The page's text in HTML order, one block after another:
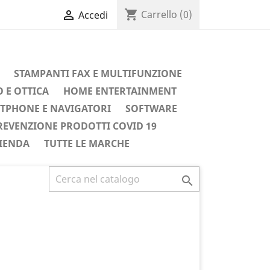
 Accedi shopping_cart Carrello (0)
STAMPANTI FAX E MULTIFUNZIONE
E OTTICA
HOME ENTERTAINMENT
E NAVIGATORI
SOFTWARE
PRODOTTI COVID 19
TUTTE LE MARCHE

Successivo